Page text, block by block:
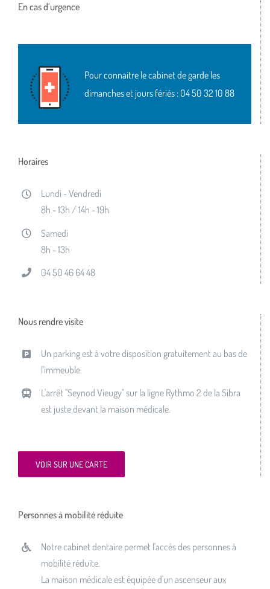
En cas d’urgence
Pour connaitre le cabinet de garde les
dimanches et jours fériés : 04 50 32 10 88
Horaires
Lundi - Vendredi
8h - 13h / 14h - 19h
Samedi
8h - 13h
04 50 46 64 48
Nous rendre visite
Un parking est à votre disposition gratuitement au bas de
l'immeuble.
L'arrêt "Seynod Vieugy" sur la ligne Rythmo 2 de la Sibra
est juste devant la maison médicale.
VOIR SUR UNE CARTE
Personnes à mobilité réduite
Notre cabinet dentaire permet l'accès des personnes à
mobilité réduite.
La maison médicale est équipée d'un ascenseur aux